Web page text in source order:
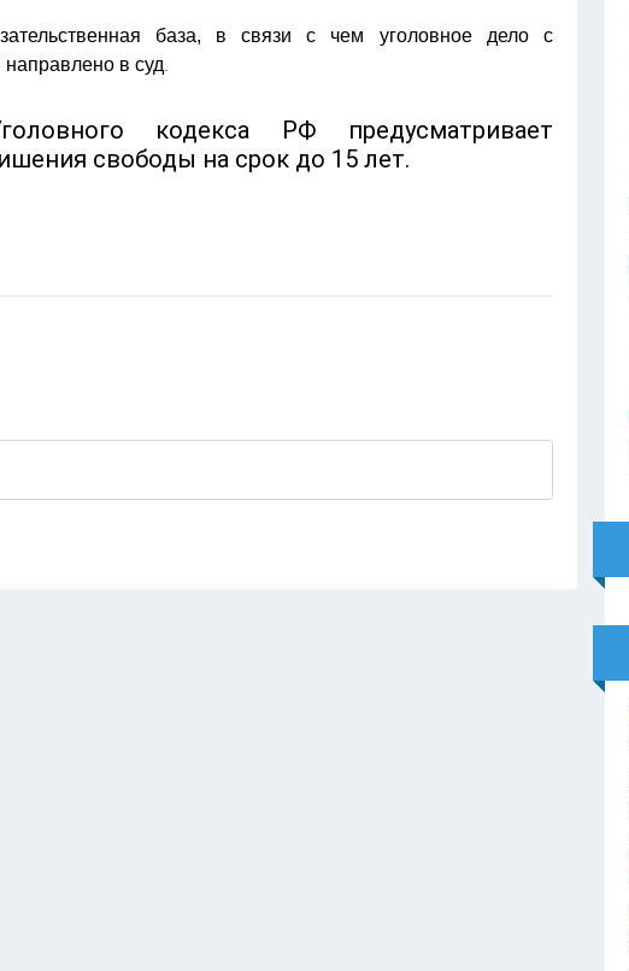
база, в связи с чем уголовное дело с
в суд
кодекса РФ предусматривает
свободы на срок до 15 лет.